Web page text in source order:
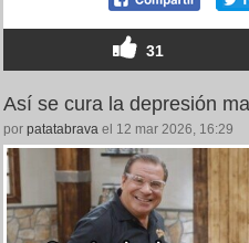
31
Así se cura la depresión
por patatabrava el 12 mar 2026, 16:29